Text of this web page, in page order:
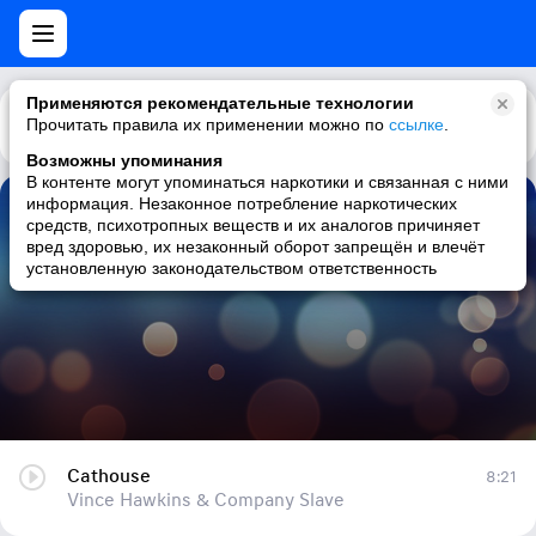
Применяются рекомендательные технологии
Прочитать правила их применении можно по ссылке
Возможны упоминания
В контенте могут упоминаться наркотики и связанная с ними
информация. Незаконное потребление наркотических
средств, психотропных веществ и их аналогов причиняет
вред здоровью, их незаконный оборот запрещён и влечёт
установленную законодательством ответственность
Каталог Рекомендации
Cathouse
Vince Hawkins & Company Slave
Cathouse
Vince Hawkins & Company Slave
8:21